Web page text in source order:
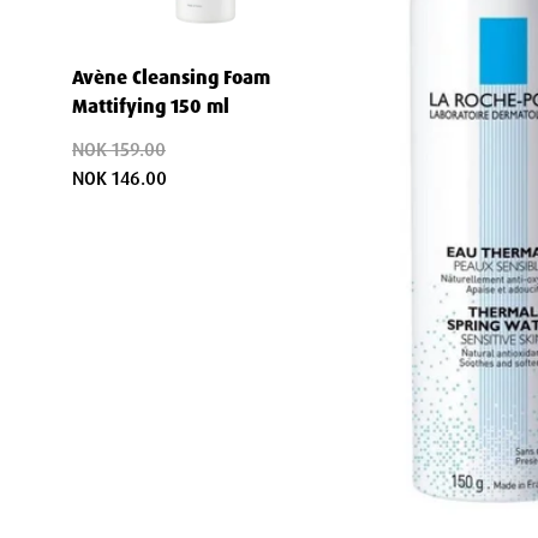
Danner en usynlig, beskyttende film på huden
Støtter hudens naturlige beskyttelsesmekanismer
Sikker for bruk på babyer, barn og voksne
Perfekt for ømfintlig hud etter medisinske
Kan brukes som en del av daglig hudpleierutine
Forsterker effekten av andre
Forbereder huden for optimal absorpsjon av
Kan brukes som en setting spray over makeup
Avène Cleansing Foam
Mattifying 150 ml
NOK 159.00
NOK 146.00